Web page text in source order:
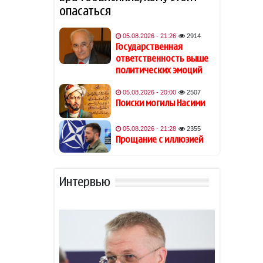
возлюбленного
19:48
Джаред Лето лишился роли
в фильме на фоне
обвинений в насилии
19:40
Обнаружены признаки
существования древних
океанов на Венере
19:34
Из-за атак хуситов погибли
не менее 45 военных ВС
19:28
Гави покрасил волосы в
В Астаре изъяли 18 кг
наркотиков
- ВИДЕО
опасаться
05.08.2026 - 21:26 2914
Государственная
ответственность выше
политических эмоций
05.08.2026 - 20:00 2507
Поиски могилы Насими
05.08.2026 - 21:28 2355
Прощание с иллюзией
Интервью